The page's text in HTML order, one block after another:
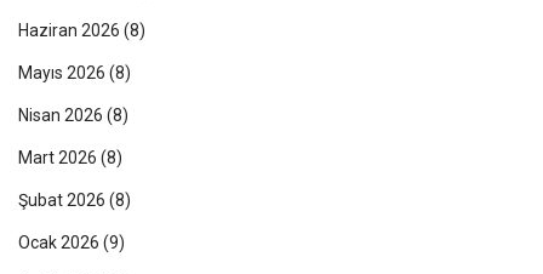
Haziran 2026 (8)
Mayıs 2026 (8)
Nisan 2026 (8)
Mart 2026 (8)
Şubat 2026 (8)
Ocak 2026 (9)